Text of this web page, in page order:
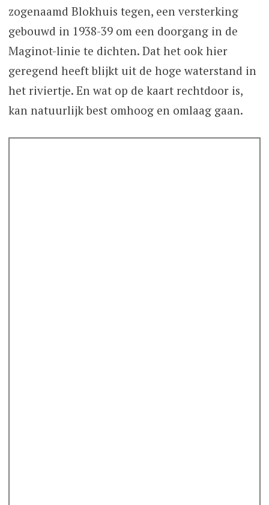
zogenaamd Blokhuis tegen, een versterking
gebouwd in 1938-39 om een doorgang in de
Maginot-linie te dichten. Dat het ook hier
geregend heeft blijkt uit de hoge waterstand in
het riviertje. En wat op de kaart rechtdoor is,
kan natuurlijk best omhoog en omlaag gaan.